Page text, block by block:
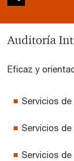
Auditoría
Eficaz y
Servicios
Servicios
Servicios